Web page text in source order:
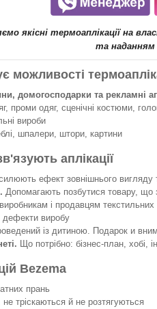
якісні термоаплікації на
та наданням
можливості
домогосподарки та рекламні
проми одяг, сценічні костюми,
вироби
шпалери, штори, картини
аплікації
ефект зовнішнього вигляду
Допомагають позбутися товару, що
виробникам і продавцям текстильних
виробу
із дитиною. Подарок и
Що потрібно: бізнес-план, хобі,
Bezema
прань
тріскаються й не розтягуються